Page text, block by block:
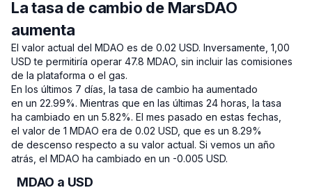
La tasa de cambio de MarsDAO
aumenta
El valor actual del MDAO es de 0.02 USD. Inversamente, 1,00
USD te permitiría operar 47.8 MDAO, sin incluir las comisiones
de la plataforma o el gas.
En los últimos 7 días, la tasa de cambio ha aumentado
en un 22.99%. Mientras que en las últimas 24 horas, la tasa
ha cambiado en un 5.82%. El mes pasado en estas fechas,
el valor de 1 MDAO era de 0.02 USD, que es un 8.29%
de descenso respecto a su valor actual. Si vemos un año
atrás, el MDAO ha cambiado en un -0.005 USD.
MDAO a USD